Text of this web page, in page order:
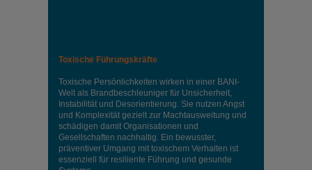
Toxische Führungskräfte
Toxische Persönlichkeiten wirken in einer BANI-
Welt als Brandbeschleuniger für Unsicherheit,
Instabilität und Desorientierung. Sie nutzen Angst
und Komplexität gezielt zur Machtausweitung und
schädigen damit Organisationen und
Gesellschaften nachhaltig. Ein bewusster,
präventiver Umgang mit toxischem Verhalten ist
essenziell für resiliente Führung und gesunde